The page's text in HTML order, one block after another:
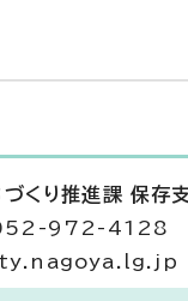
くり推進課 保存
052-972-4128